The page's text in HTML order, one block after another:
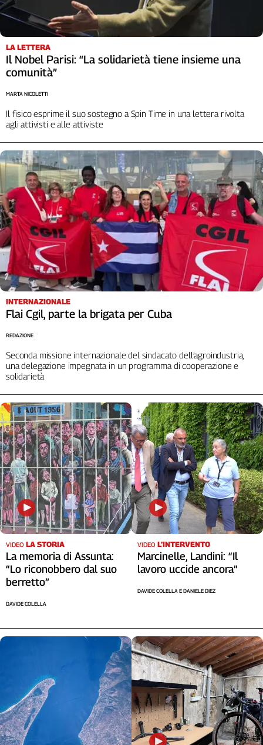
LA LETTERA
Il Nobel Parisi: “La solidarietà tiene insieme una
comunità”
Il fisico esprime il suo sostegno a Spin Time in una lettera rivolta
agli attivisti e alle attiviste
MARTA NICOLETTI
INTERNAZIONALE
Flai Cgil, parte la brigata per Cuba
Seconda missione internazionale del sindacato dell’agroindustria,
una delegazione impegnata in un programma di cooperazione e
solidarietà
REDAZIONE
VIDEO LA STORIA
La memoria di Assunta:
“Lo riconobbero dal suo
berretto”
DAVIDE COLELLA
VIDEO L’INTERVENTO
Marcinelle, Landini: “Il
lavoro uccide ancora”
DAVIDE COLELLA E DANIELE DIEZ